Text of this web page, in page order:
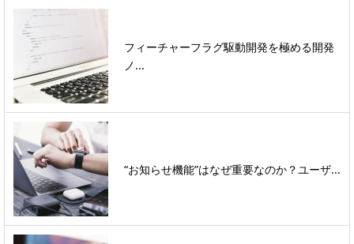
フィーチャーフラグ駆動開発を極める開発
ノ...
“お知らせ機能”はなぜ重要なのか？ユーザ...